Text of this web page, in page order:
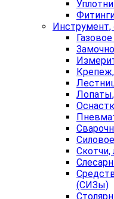
Инструмент,
Скотчи,
(СИЗы)